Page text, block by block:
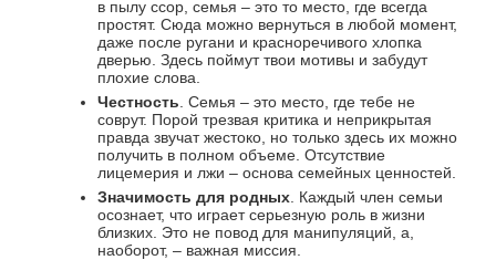
в пылу ссор, семья – это то место, где всегда
простят. Сюда можно вернуться в любой момент,
даже после ругани и красноречивого хлопка
дверью. Здесь поймут твои мотивы и забудут
плохие слова.
Честность . Семья – это место, где тебе не
соврут. Порой трезвая критика и неприкрытая
правда звучат жестоко, но только здесь их можно
получить в полном объеме. Отсутствие
лицемерия и лжи – основа семейных ценностей.
Значимость для родных. Каждый член семьи
осознает, что играет серьезную роль в жизни
близких. Это не повод для манипуляций, а,
наоборот, – важная миссия.